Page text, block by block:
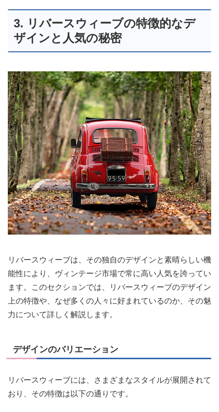
3. リバースウィーブの特徴的なデ
ザインと人気の秘密
リバースウィーブは、その独自のデザインと素晴らしい機
能性により、ヴィンテージ市場で常に高い人気を誇ってい
ます。このセクションでは、リバースウィーブのデザイン
上の特徴や、なぜ多くの人々に好まれているのか、その魅
力について詳しく解説します。
デザインのバリエーション
リバースウィーブには、さまざまなスタイルが展開されて
おり、その特徴は以下の通りです。